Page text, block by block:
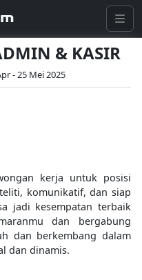
& KASIR
- 25 Mei 2025
kerja untuk posisi
komunikatif, dan siap
jadi kesempatan terbaik
dan bergabung
dan berkembang dalam
dan dinamis.